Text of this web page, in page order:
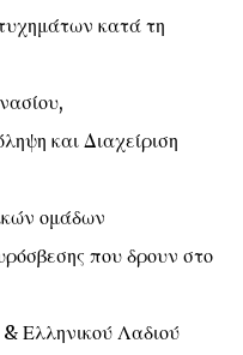
κατά τη
και Διαχείριση
ομάδων
που δρουν στο
Ελληνικού Λαδιού